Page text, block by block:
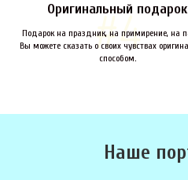
Оригинальный подарок
Подарок на праздник, на примирение, на
Вы можете сказать о своих чувствах
способом.
Наше